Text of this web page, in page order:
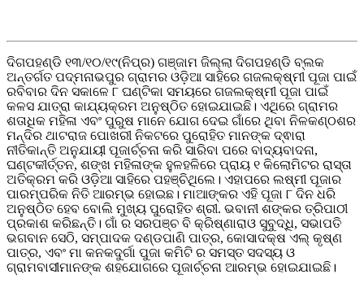
ଦିଗପହଣ୍ଡି ୧୩/୧୦/୧୯(ନିପ୍ର) ଗଞ୍ଜାମ ଜିଲ୍ଲା ଦିଗପହଣ୍ଡି ବ୍ଲକ
ଅନ୍ତର୍ଗତ ପଦ୍ମନାଭପୁର ଗ୍ରାମର ଓଡ଼ିଆ ସାହିରେ ଗଜଲକ୍ଷ୍ମୀ ପୂଜା ପାଇଁ
ରବିବାର ଦିନ ସକାଳେ ୮ ଘଣ୍ଟିକା ସମୟରେ ଗଜଲକ୍ଷ୍ମୀ ପୂଜା ପାଇଁ
କଳସ ଯାତ୍ରା କାଯ୍ୟକ୍ରମ ଅନୁଷ୍ଠିତ ହୋଇଯାଇଛି। ଏଥିରେ ଗ୍ରାମର
ଶତାଧିକ ମହିଳା ଏବଂ ପୁରୁଷ ମାନେ ଯୋଗ ଦେଇ ଗାଁରେ ଥିବା ନିଳକଣ୍ଠଶର
ମନ୍ଦିର ଥାଟରାଜ ପୋଖରୀ ନିକଟରେ ପୁରୋହିତ ମାନଙ୍କ ଦ୍ଵାରା
ନୀତିକାନ୍ତି ଅନୁଯାୟୀ ପୂଜାର୍ଚ୍ଚନା କରି ସାରିବା ପରେ ବାଦ୍ୟବାଦନା,
ଘଣ୍ଟକୀର୍ତ୍ତନ, ଶଙ୍ଖ ମହିଳାଙ୍କ ହୁଳହଳିରେ ପ୍ରାୟ ୧ କିଲୋମିଟର ରାସ୍ତା
ଅତିକ୍ରମ କରି ଓଡ଼ିଆ ସାହିରେ ପହଞ୍ଚିଥିଲେ। ଏହାପରେ ଲଷ୍ମୀ ପୂଜାର
ପାରମ୍ପରିକ ନିତି ଆରମ୍ଭ ହୋଇଛ। ମାଆଙ୍କର ଏହି ପୂଜା ୮ ଦିନ ଧରି
ଅନୁଷ୍ଠିତ ହେବ ବୋଲି ମୁଖ୍ୟ ପୁରୋହିତ ଶ୍ରୀ. ଭବାନୀ ଶଙ୍କର ତ୍ରିପାଠୀ
ପ୍ରକାଶ କରିଛନ୍ତି। ଗାଁ ର ସରପଞ୍ଚ ବି କ୍ରିଷ୍ଣାରାଓ ସୁବୁଦ୍ଧି, ସଭାପତି
ଭଗବାନ ସେଠି, ସମ୍ପାଦକ ଦଣ୍ଡପାଣି ପାତ୍ର, କୋସାଦକ୍ଷ ଏଲ୍ କୃଷ୍ଣ
ପାତ୍ର, ଏବଂ ମା କନକଦୁର୍ଗା ପୁଜା କମିଟି ର ସମସ୍ତ ସଦସ୍ୟ ଓ
ଗ୍ରାମବାସୀମାନଙ୍କ ଶହଯୋଗରେ ପୂଜାର୍ଚ୍ଚନା ଆରମ୍ଭ ହୋଇଯାଇଛି।